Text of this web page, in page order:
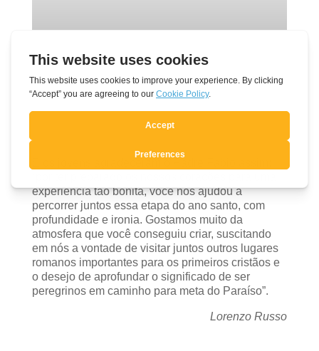
experiência tão bonita, você nos ajudou a
percorrer juntos essa etapa do ano santo, com
profundidade e ironia. Gostamos muito da
atmosfera que você conseguiu criar, suscitando
em nós a vontade de visitar juntos outros lugares
romanos importantes para os primeiros cristãos e
o desejo de aprofundar o significado de ser
peregrinos em caminho para meta do Paraíso”.
Lorenzo Russo